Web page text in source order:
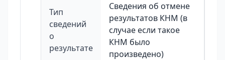
Тип
сведений
о
результате
Сведения об отмене
результатов КНМ (в
случае если такое
КНМ было
произведено)